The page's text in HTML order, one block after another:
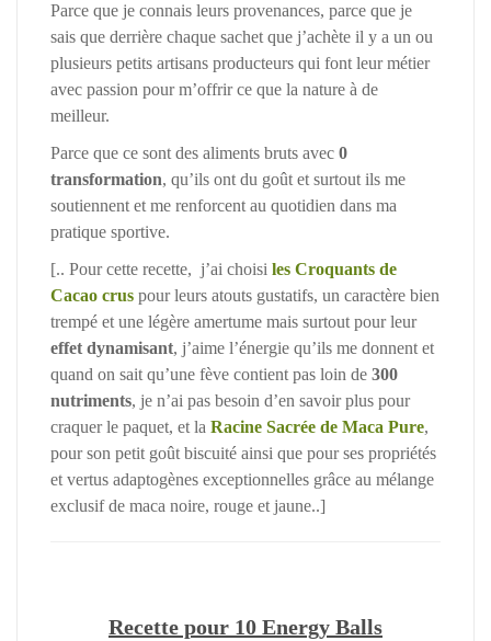
Parce que je connais leurs provenances, parce que je
sais que derrière chaque sachet que j’achète il y a un ou
plusieurs petits artisans producteurs qui font leur métier
avec passion pour m’offrir ce que la nature à de
meilleur.
Parce que ce sont des aliments bruts avec 0
transformation, qu’ils ont du goût et surtout ils me
soutiennent et me renforcent au quotidien dans ma
pratique sportive.
[.. Pour cette recette, j’ai choisi les Croquants de
Cacao crus pour leurs atouts gustatifs, un caractère bien
trempé et une légère amertume mais surtout pour leur
effet dynamisant, j’aime l’énergie qu’ils me donnent et
quand on sait qu’une fève contient pas loin de 300
nutriments, je n’ai pas besoin d’en savoir plus pour
craquer le paquet, et la Racine Sacrée de Maca Pure,
pour son petit goût biscuité ainsi que pour ses propriétés
et vertus adaptogènes exceptionnelles grâce au mélange
exclusif de maca noire, rouge et jaune..]
Recette pour 10 Energy Balls